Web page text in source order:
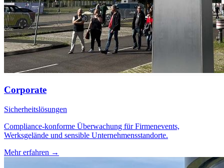
Corporate
Sicherheitslösungen
Compliance-konforme Überwachung für Firmenevents,
Werksgelände und sensible Unternehmensstandorte.
Mehr erfahren →